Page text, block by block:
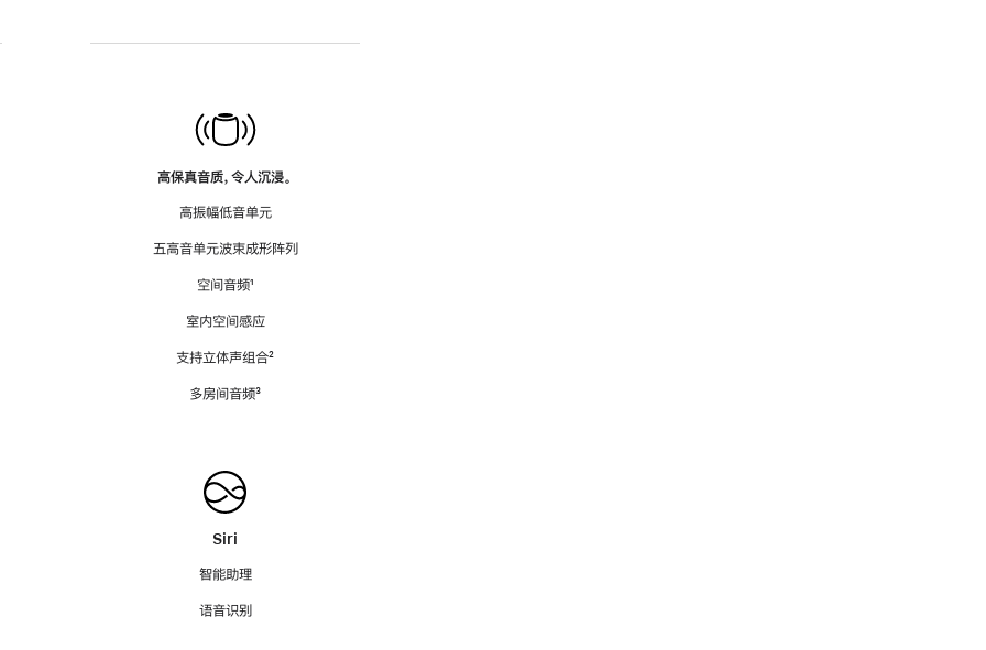
高保真音质，令人沉浸。
高振幅低音单元
五高音单元波束成形阵列
空间音频脚
¹
室内空间感应
支持立体声组合脚
²
多房间音频脚
³
Siri
智能助理
语音识别